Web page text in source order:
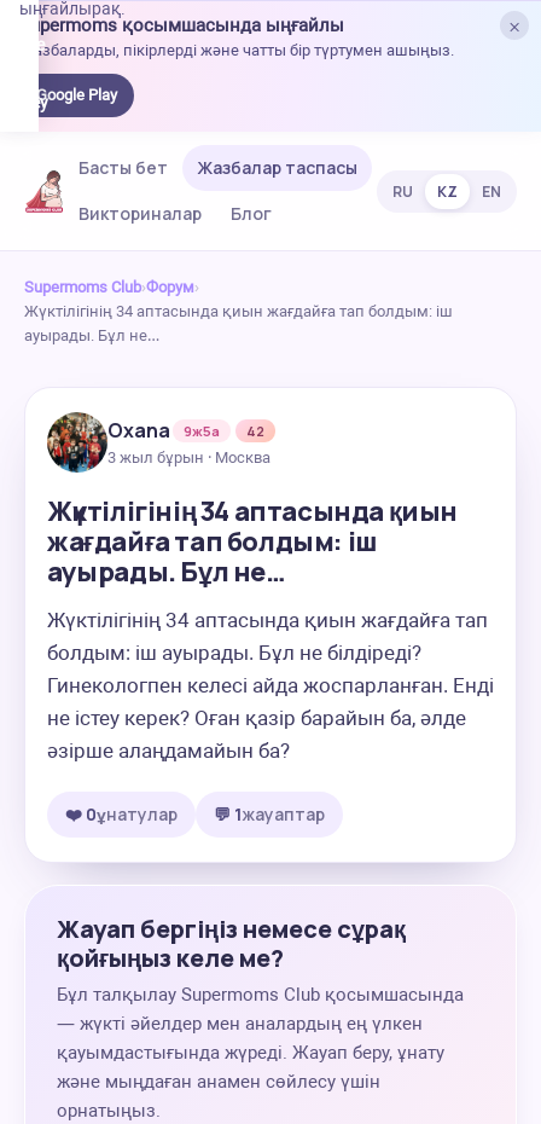
×
Supermoms қосымшасында ыңғайлы
Жазбаларды, пікірлерді және чатты бір түртумен ашыңыз.
Google Play
ыңғайлырақ.
Басты бет
Жазбалар таспасы
Викториналар
Блог
RU KZ EN
Supermoms Club›Форум›
Жүктілігінің 34 аптасында қиын жағдайға тап болдым: іш
ауырады. Бұл не…
Oxana 9ж5а
42
3 жыл бұрын · Москва
Жүктілігінің 34 аптасында қиын
жағдайға тап болдым: іш
ауырады. Бұл не…
Жүктілігінің 34 аптасында қиын жағдайға тап
болдым: іш ауырады. Бұл не білдіреді?
Гинекологпен келесі айда жоспарланған. Енді
не істеу керек? Оған қазір барайын ба, әлде
әзірше алаңдамайын ба?
❤️ 0ұнатулар 💬 1жауаптар
Жауап бергіңіз немесе сұрақ
қойғыңыз келе ме?
Бұл талқылау Supermoms Club қосымшасында
— жүкті әйелдер мен аналардың ең үлкен
қауымдастығында жүреді. Жауап беру, ұнату
және мыңдаған анамен сөйлесу үшін
орнатыңыз.